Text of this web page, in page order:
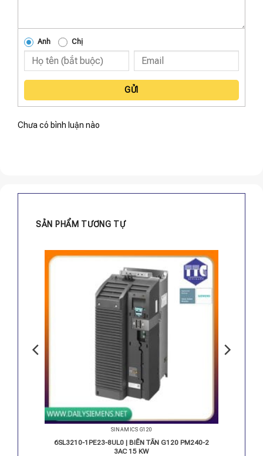
Anh Chị
GỬI
Chưa có bình luận nào
SẢN PHẨM TƯƠNG TỰ
SINAMICS G120
6SL3210-1PE23-8UL0 | BIẾN TẦN G120 PM240-2
3AC 15 KW